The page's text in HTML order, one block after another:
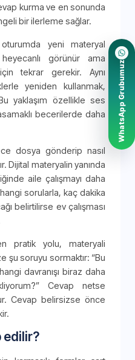
kurma ve en sonunda
bir ilerleme sağlar.
yeni materyal
görünür ama
tekrar gerekir. Aynı
yeniden kullanmak,
yaklaşım özellikle ses
becerilerde daha
dosya gönderip nasıl
Dijital materyalin yanında
aile çalışmayı daha
sorularla, kaç dakika
belirtilirse ev çalışması
pratik yolu, materyali
şu soruyu sormaktır: “Bu
davranışı biraz daha
Cevap netse
Cevap belirsizse önce
edilir?
WhatsApp Grubumuz